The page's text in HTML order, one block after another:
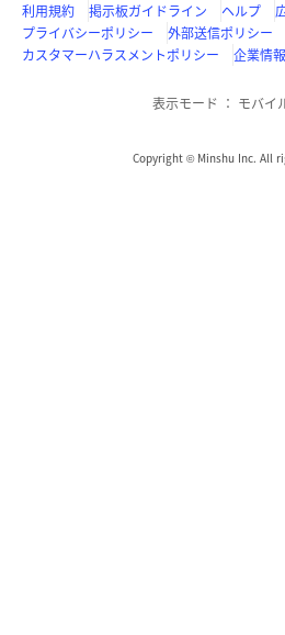
利用規約 掲示板ガイドライン ヘルプ
プライバシーポリシー
外部送信ポリシー
カスタマーハラスメントポリシー
企業情報
表示モード モバイ
Copyright © Minshu Inc. All